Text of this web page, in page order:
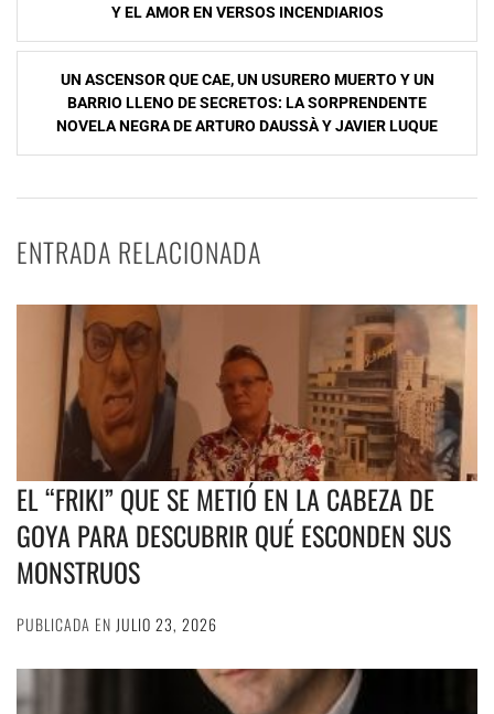
entradas
Y EL AMOR EN VERSOS INCENDIARIOS
UN ASCENSOR QUE CAE, UN USURERO MUERTO Y UN
BARRIO LLENO DE SECRETOS: LA SORPRENDENTE
NOVELA NEGRA DE ARTURO DAUSSÀ Y JAVIER LUQUE
ENTRADA RELACIONADA
EL “FRIKI” QUE SE METIÓ EN LA CABEZA DE
GOYA PARA DESCUBRIR QUÉ ESCONDEN SUS
MONSTRUOS
PUBLICADA EN JULIO 23, 2026